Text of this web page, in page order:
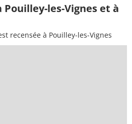
les-Vignes et à
recensée à Pouilley-les-Vignes